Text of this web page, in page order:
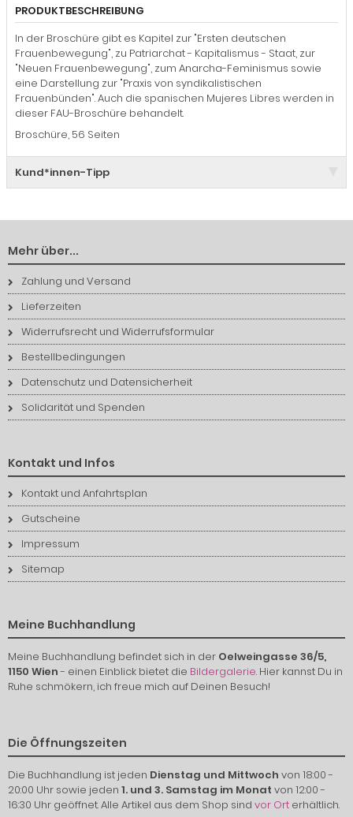
PRODUKTBESCHREIBUNG
In der Broschüre gibt es Kapitel zur "Ersten deutschen
Frauenbewegung", zu Patriarchat - Kapitalismus - Staat, zur
"Neuen Frauenbewegung", zum Anarcha-Feminismus sowie
eine Darstellung zur "Praxis von syndikalistischen
Frauenbünden". Auch die spanischen Mujeres Libres werden in
dieser FAU-Broschüre behandelt.
Broschüre, 56 Seiten
Kund*innen-Tipp
Mehr über...
Zahlung und Versand
Lieferzeiten
Widerrufsrecht und Widerrufsformular
Bestellbedingungen
Datenschutz und Datensicherheit
Solidarität und Spenden
Kontakt und Infos
Kontakt und Anfahrtsplan
Gutscheine
Impressum
Sitemap
Meine Buchhandlung
Meine Buchhandlung befindet sich in der Oelweingasse 36/5,
1150 Wien- einen Einblick bietet die Bildergalerie. Hier kannst Du in
Ruhe schmökern, ich freue mich auf Deinen Besuch!
Die Öffnungszeiten
Die Buchhandlung ist jeden Dienstag und Mittwoch von 18:00 -
20:00 Uhr sowie jeden 1. und 3. Samstag im Monat von 12:00 -
16:30 Uhr geöffnet. Alle Artikel aus dem Shop sind vor Ort erhältlich.